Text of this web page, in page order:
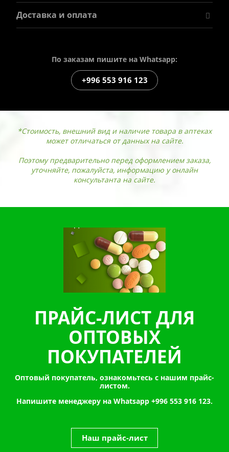
Доставка и оплата
По заказам пишите на Whatsapp:
+996 553 916 123
*Стоимость, внешний вид и наличие товара в аптеках
может отличаться от данных на сайте.
Поэтому предварительно перед оформлением заказа,
уточняйте, пожалуйста, информацию у онлайн
консультанта на сайте.
ПРАЙС-ЛИСТ ДЛЯ
ОПТОВЫХ
ПОКУПАТЕЛЕЙ
Оптовый покупатель, ознакомьтесь с нашим прайс-
листом.
Напишите менеджеру на Whatsapp +996 553 916 123.
Наш прайс-лист